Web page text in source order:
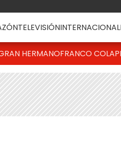
TELEVISIÓNINTERNACIONAL
HERMANOFRANCO